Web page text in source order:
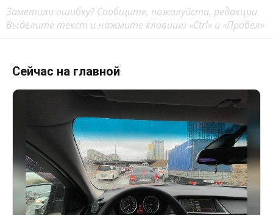
Заметили ошибку? Сообщите, пожалуйста, редакции.
Выделите текст и нажмите клавиши «Ctrl» и «Пробел»
Сейчас на главной